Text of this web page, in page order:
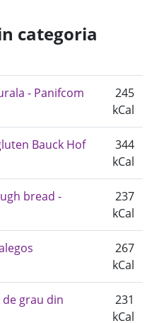
categoria
- Panifcom
245
kCal
Bauck Hof
344
kCal
bread -
237
kCal
267
kCal
grau din
231
kCal